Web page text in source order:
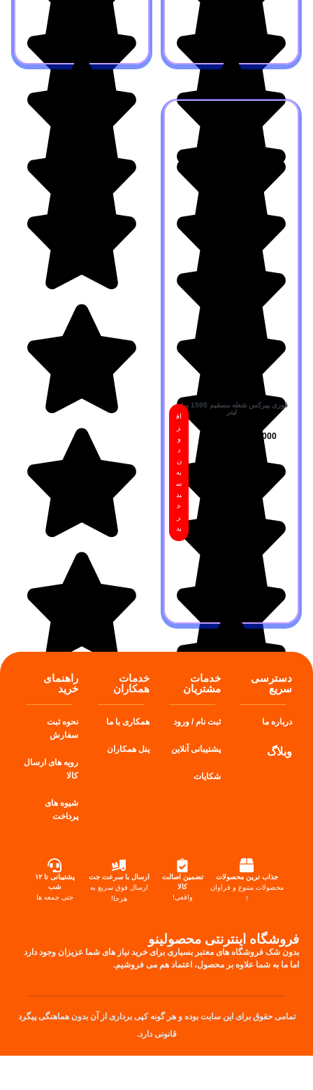
قوری پیرکس شعله مسقیم 1500 میلی
لیتر
800,000
اف
ز
و
د
ن
به
س
بد
خ
ر
ید
دسترسی
سریع
درباره ما
وبلاگ
خدمات
مشتریان
ثبت نام / ورود
پشتیبانی آنلاین
شکایات
خدمات
همکاران
همکاری با ما
پنل همکاران
راهنمای
خرید
نحوه ثبت
سفارش
رویه های ارسال
کالا
شیوه های
پرداخت
جذاب ترین محصولات
محصولات متنوع و فراوان
!
تضمین اصالت
کالا
واقعی!
ارسال با سرعت جت
ارسال فوق سریع به
هرجا!
پشتیبانی تا ۱۲
شب
حتی جمعه ها
فروشگاه اینترنتی محصولینو
بدون شک فروشگاه های معتبر بسیاری برای خرید نیاز های شما عزیزان وجود دارد
اما ما به شما علاوه بر محصول، اعتماد هم می فروشیم.
تمامی حقوق برای این سایت بوده و هر گونه کپی برداری از آن بدون هماهنگی پیگرد
قانونی دارد.